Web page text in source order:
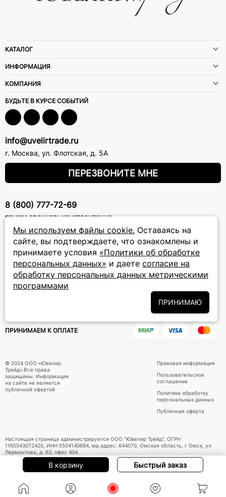
В корзину Быстрый заказ
Мы используем файлы cookie. Оставаясь на
сайте, вы подтверждаете, что ознакомлены и
принимаете условия «Политики об обработке
персональных данных» и даете согласие на
обработку персональных данных метрическими
программами
ПРИНИМАЮ
КАТАЛОГ
ИНФОРМАЦИЯ
КОМПАНИЯ
БУДЬТЕ В КУРСЕ СОБЫТИЙ
info@uvelirtrade.ru
г. Москва, ул. Флотская, д. 5А
ПЕРЕЗВОНИТЕ МНЕ
8 (800) 777-72-69
прием звонков: круглосуточно
ПОДПИСКА НА РАССЫЛКУ
Подписаться на новости
Подписываясь на рассылку, вы соглашаетесь с условиями
обработки персональных данных
и даёте своё согласие на их
ПРИНИМАЕМ К ОПЛАТЕ
© 2024 ООО «Ювелир
Трейд».Все права
защищены. Информация
на сайте не является
публичной офертой
Правовая информация
Пользовательское
соглашение
Политика обработку
персональных данных
Публичная оферта
Настоящая страница администрируется ООО "Ювелир Трейд", ОГРН
1165543072420, ИНН 5504140694, юр.адрес: 644070, Омская область, г Омск, ул
Лермонтова, д. 63, офис 404.